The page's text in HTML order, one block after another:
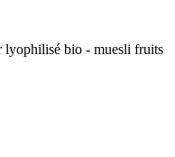
lyophilisé bio - muesli fruits